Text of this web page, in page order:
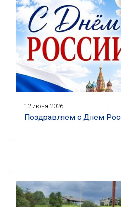
12 июня 2026
Поздравляем с Днем